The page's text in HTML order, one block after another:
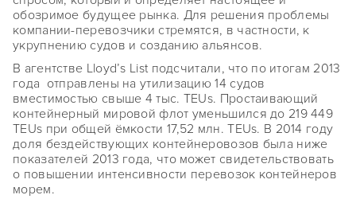
обозримое будущее рынка. Для решения проблемы
компании-перевозчики стремятся, в частности, к
укрупнению судов и созданию альянсов.
В агентстве Lloyd’s List подсчитали, что по итогам 2013
года отправлены на утилизацию 14 судов
вместимостью свыше 4 тыс. TEUs. Простаивающий
контейнерный мировой флот уменьшился до 219 449
TEUs при общей ёмкости 17,52 млн. TEUs. В 2014 году
доля бездействующих контейнеровозов была ниже
показателей 2013 года, что может свидетельствовать
о повышении интенсивности перевозок контейнеров
морем.